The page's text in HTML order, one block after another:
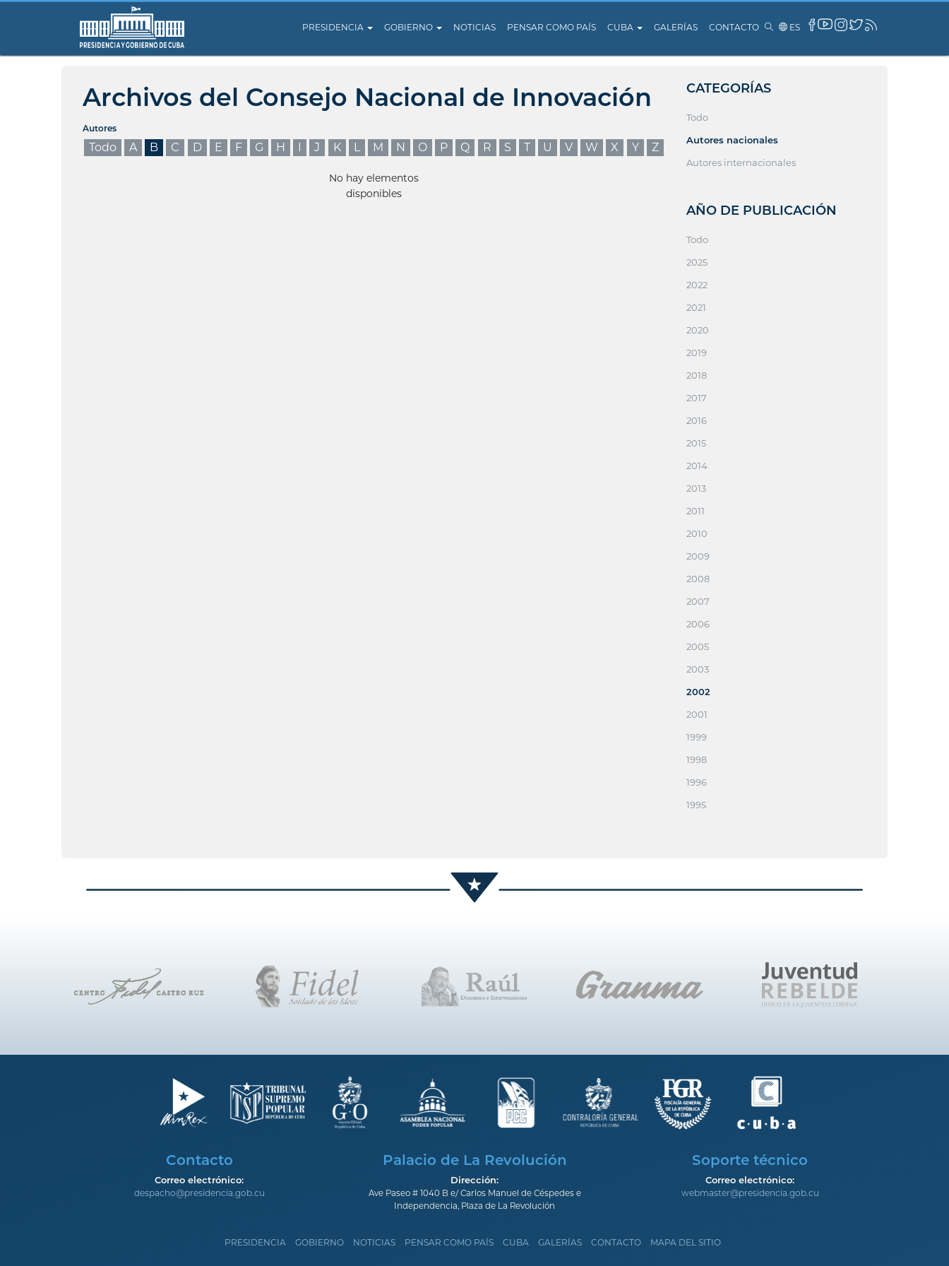
PRESIDENCIA GOBIERNO NOTICIAS PENSAR COMO PAÍS CUBA GALERÍAS CONTACTO ES
Archivos del Consejo Nacional de Innovación
Autores
Todo A B C D E F G H I J K L M N O P Q R S T U V W X Y Z
No hay elementos
disponibles
CATEGORÍAS
Todo
Autores nacionales
Autores internacionales
AÑO DE PUBLICACIÓN
Todo
2025
2022
2021
2020
2019
2018
2017
2016
2015
2014
2013
2011
2010
2009
2008
2007
2006
2005
2003
2002
2001
1999
1998
1996
1995
Contacto
Correo electrónico:
despacho@presidencia.gob.cu
Palacio de La Revolución
Dirección:
Ave Paseo # 1040 B e/ Carlos Manuel de Céspedes e
Independencia, Plaza de La Revolución
Soporte técnico
Correo electrónico:
webmaster@presidencia.gob.cu
PRESIDENCIA GOBIERNO NOTICIAS PENSAR COMO PAÍS CUBA GALERÍAS CONTACTO MAPA DEL SITIO